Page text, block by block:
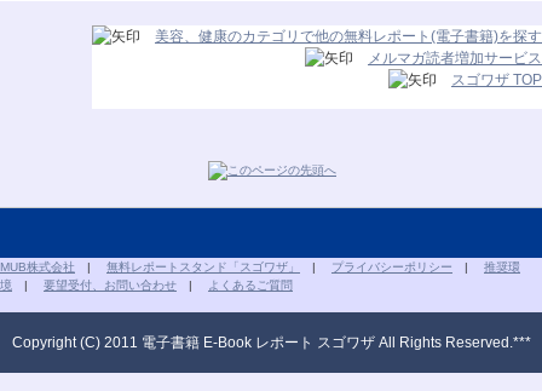
美容、健康のカテゴリで他の無料レポート(電子書籍)を探す
メルマガ読者増加サービス
スゴワザ TOP
MUB株式会社 | 無料レポートスタンド「スゴワザ」 | プライバシーポリシー | 推奨環
境 | 要望受付、お問い合わせ | よくあるご質問
Copyright (C) 2011 電子書籍 E-Book レポート スゴワザ All Rights Reserved.***